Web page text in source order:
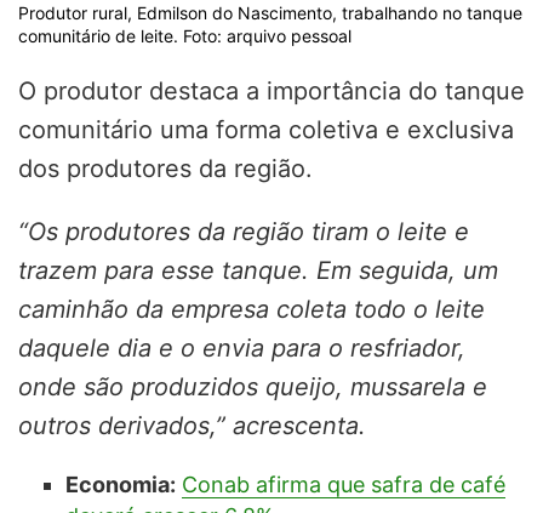
Produtor rural, Edmilson do Nascimento, trabalhando no tanque
comunitário de leite. Foto: arquivo pessoal
O produtor destaca a importância do tanque
comunitário uma forma coletiva e exclusiva
dos produtores da região.
“Os produtores da região tiram o leite e
trazem para esse tanque. Em seguida, um
caminhão da empresa coleta todo o leite
daquele dia e o envia para o resfriador,
onde são produzidos queijo, mussarela e
outros derivados,” acrescenta.
Economia: Conab afirma que safra de café